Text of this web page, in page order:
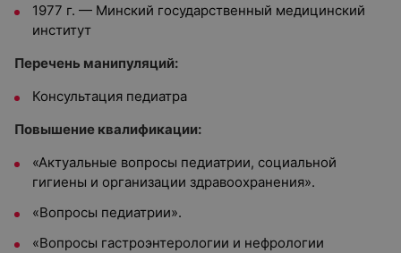
1977 г. — Минский государственный медицинский
институт
Перечень манипуляций:
Консультация педиатра
Повышение квалификации:
«Актуальные вопросы педиатрии, социальной
гигиены и организации здравоохранения».
«Вопросы педиатрии».
«Вопросы гастроэнтерологии и нефрологии